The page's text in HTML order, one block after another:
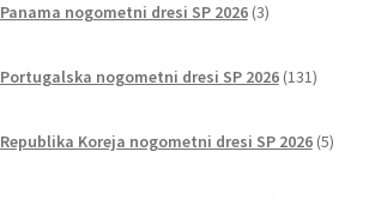
Panama nogometni dresi SP 2026 3izdelki
Portugalska nogometni dresi SP 2026 131
Republika Koreja nogometni dresi SP 2026 5